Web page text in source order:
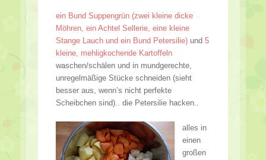
ein Bund Suppengrün (zwei kleine dicke
Möhren, ein Achtel Sellerie, eine kleine
Stange Lauch und ein Bund Petersilie) und 5
kleine, mehligkochende Kartoffeln
waschen/schälen und in mundgerechte,
unregelmäßige Stücke schneiden (sieht
besser aus, wenn’s nicht perfekte
Scheibchen sind).. die Petersilie hacken..
alles in
einen
großen